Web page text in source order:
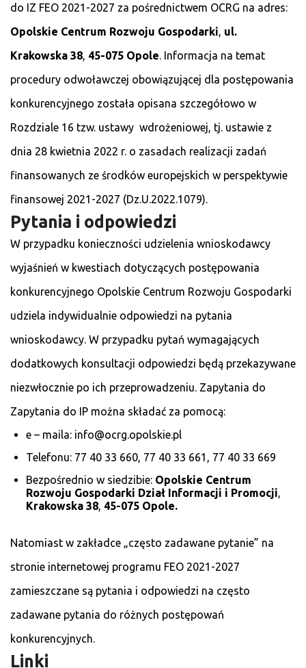
do IZ FEO 2021-2027 za pośrednictwem OCRG na adres:
Opolskie Centrum Rozwoju Gospodarki, ul.
Krakowska 38, 45-075 Opole. Informacja na temat
procedury odwoławczej obowiązującej dla postępowania
konkurencyjnego została opisana szczegółowo w
Rozdziale 16 tzw. ustawy wdrożeniowej, tj. ustawie z
dnia 28 kwietnia 2022 r. o zasadach realizacji zadań
finansowanych ze środków europejskich w perspektywie
finansowej 2021-2027 (Dz.U.2022.1079).
Pytania i odpowiedzi
W przypadku konieczności udzielenia wnioskodawcy
wyjaśnień w kwestiach dotyczących postępowania
konkurencyjnego Opolskie Centrum Rozwoju Gospodarki
udziela indywidualnie odpowiedzi na pytania
wnioskodawcy. W przypadku pytań wymagających
dodatkowych konsultacji odpowiedzi będą przekazywane
niezwłocznie po ich przeprowadzeniu. Zapytania do
Zapytania do IP można składać za pomocą:
e – maila: info@ocrg.opolskie.pl
Telefonu: 77 40 33 660, 77 40 33 661, 77 40 33 669
Bezpośrednio w siedzibie: Opolskie Centrum
Rozwoju Gospodarki Dział Informacji i Promocji,
Krakowska 38, 45-075 Opole.
Natomiast w zakładce „często zadawane pytanie” na
stronie internetowej programu FEO 2021-2027
zamieszczane są pytania i odpowiedzi na często
zadawane pytania do różnych postępowań
konkurencyjnych.
Linki